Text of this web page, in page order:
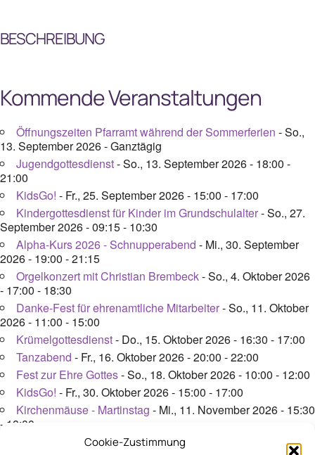
Cookie-Zustimmung
BESCHREIBUNG
Kommende Veranstaltungen
Öffnungszeiten Pfarramt während der Sommerferien - So.,
13. September 2026 - Ganztägig
Jugendgottesdienst- So., 13. September 2026 - 18:00 -
21:00
KidsGo! - Fr., 25. September 2026 - 15:00 - 17:00
Kindergottesdienst für Kinder im Grundschulalter- So., 27.
September 2026 - 09:15 - 10:30
Alpha-Kurs 2026 - Schnupperabend - Mi., 30. September
2026 - 19:00 - 21:15
Orgelkonzert mit Christian Brembeck- So., 4. Oktober 2026
- 17:00 - 18:30
Danke-Fest für ehrenamtliche Mitarbeiter- So., 11. Oktober
2026 - 11:00 - 15:00
Krümelgottesdienst- Do., 15. Oktober 2026 - 16:30 - 17:00
Tanzabend - Fr., 16. Oktober 2026 - 20:00 - 22:00
Fest zur Ehre Gottes- So., 18. Oktober 2026 - 10:00 - 12:00
KidsGo! - Fr., 30. Oktober 2026 - 15:00 - 17:00
Kirchenmäuse - Martinstag - Mi., 11. November 2026 - 15:30
- 18:00
Kindergottesdienst für Kinder im Grundschulalter
- So., 15.